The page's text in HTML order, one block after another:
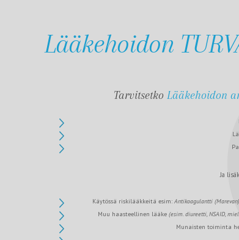
Lääkehoidon
Tarvitsetko Lääkehoidon
Ja
Käytössä riskilääkkeitä esim: Antikoagulantti
Muu haasteellinen lääke (esim. diureetti, NSAID,
Munaisten toiminta